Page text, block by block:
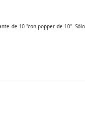
de 10 "con popper de 10". Sólo